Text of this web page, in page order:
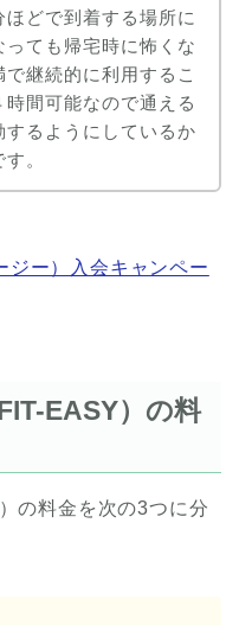
どで到着する場所に
ても帰宅時に怖くな
継続的に利用するこ
間可能なので通える
するようにしているか
。
ジー）入会キャンペー
EASY）の料
の料金を次の3つに分